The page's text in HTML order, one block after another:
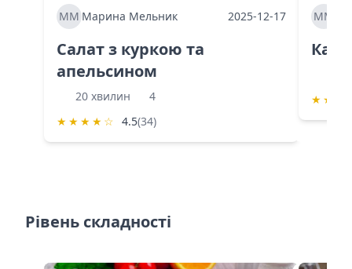
ММ Марина Мельник 2025-12-17
Салат з куркою та
апельсином
20 хвилин
4
★ ★ ★ ★ ☆ 4.5(34)
ММ
★ ★
Рівень складності